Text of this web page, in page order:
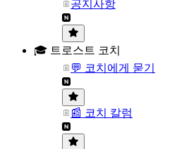
공지사항
🎓 트로스트 코치
💬 코치에게 묻기
📰 코치 칼럼